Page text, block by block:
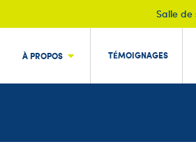
Salle de
À PROPOS TÉMOIGNAGES